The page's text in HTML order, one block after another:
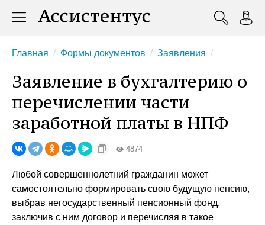
Главная Формы документов Заявления
Заявление в бухгалтерию о
перечислении части
заработной платы в НПФ
4874
Любой совершеннолетний гражданин может
самостоятельно формировать свою будущую пенсию,
выбрав негосударственный пенсионный фонд,
заключив с ним договор и перечисляя в такое